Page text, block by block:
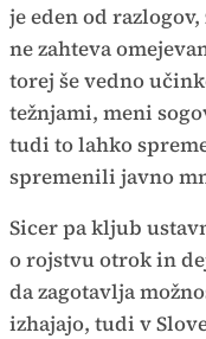
je eden od
ne zahteva
torej še vedno
težnjami, meni
tudi to lahko
spremenili javno
Sicer pa kljub
o rojstvu otrok in
da zagotavlja
izhajajo, tudi v